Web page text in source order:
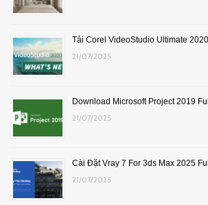
Tải Corel VideoStudio Ultimate
21/07/2025
Download Microsoft Project 2019
21/07/2025
Cài Đặt Vray 7 For 3ds Max 2025
21/07/2025